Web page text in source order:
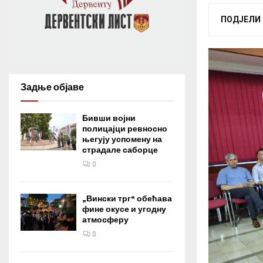
ПОДЈЕЛИ
Задње објаве
Бивши војни
полицајци ревносно
његују успомену на
страдале саборце
0
„Вински трг“ обећава
фине окусе и угодну
атмосферу
0